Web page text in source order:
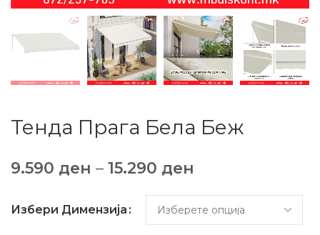
Тенда Прага Бела Беж
9.590 ден – 15.290 ден
Избери Димензија